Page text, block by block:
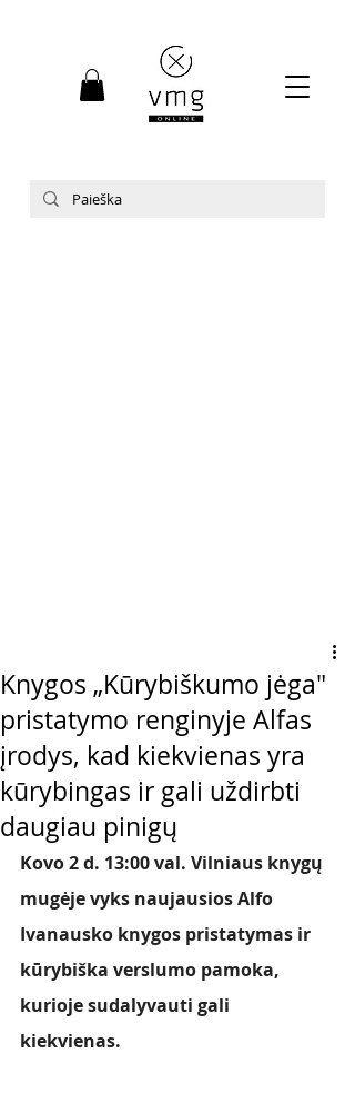
Knygos „Kūrybiškumo jėga"
pristatymo renginyje Alfas
įrodys, kad kiekvienas yra
kūrybingas ir gali uždirbti
daugiau pinigų
Kovo 2 d. 13:00 val. Vilniaus knygų
mugėje vyks naujausios Alfo
Ivanausko knygos pristatymas ir
kūrybiška verslumo pamoka,
kurioje sudalyvauti gali
kiekvienas.